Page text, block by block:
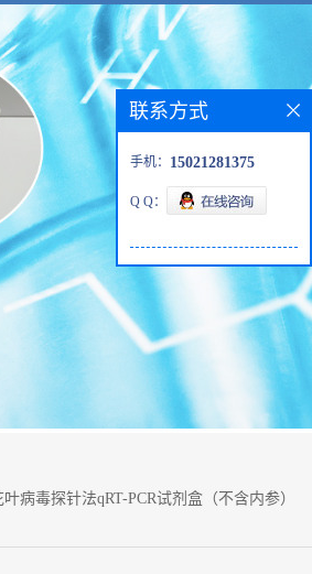
病毒探针法qRT-PCR试剂盒（不含内参）
联系方式
手机： 15021281375
Q Q：